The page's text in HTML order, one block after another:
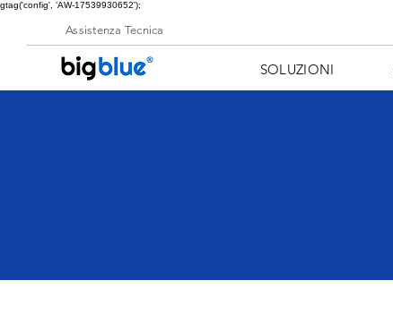
gtag('config', 'AW-17539930652');
Assistenza Tecnica
SOLUZIONI